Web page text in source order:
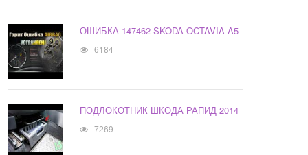
ОШИБКА 147462 SKODA OCTAVIA A5
6184
ПОДЛОКОТНИК ШКОДА РАПИД 2014
7269